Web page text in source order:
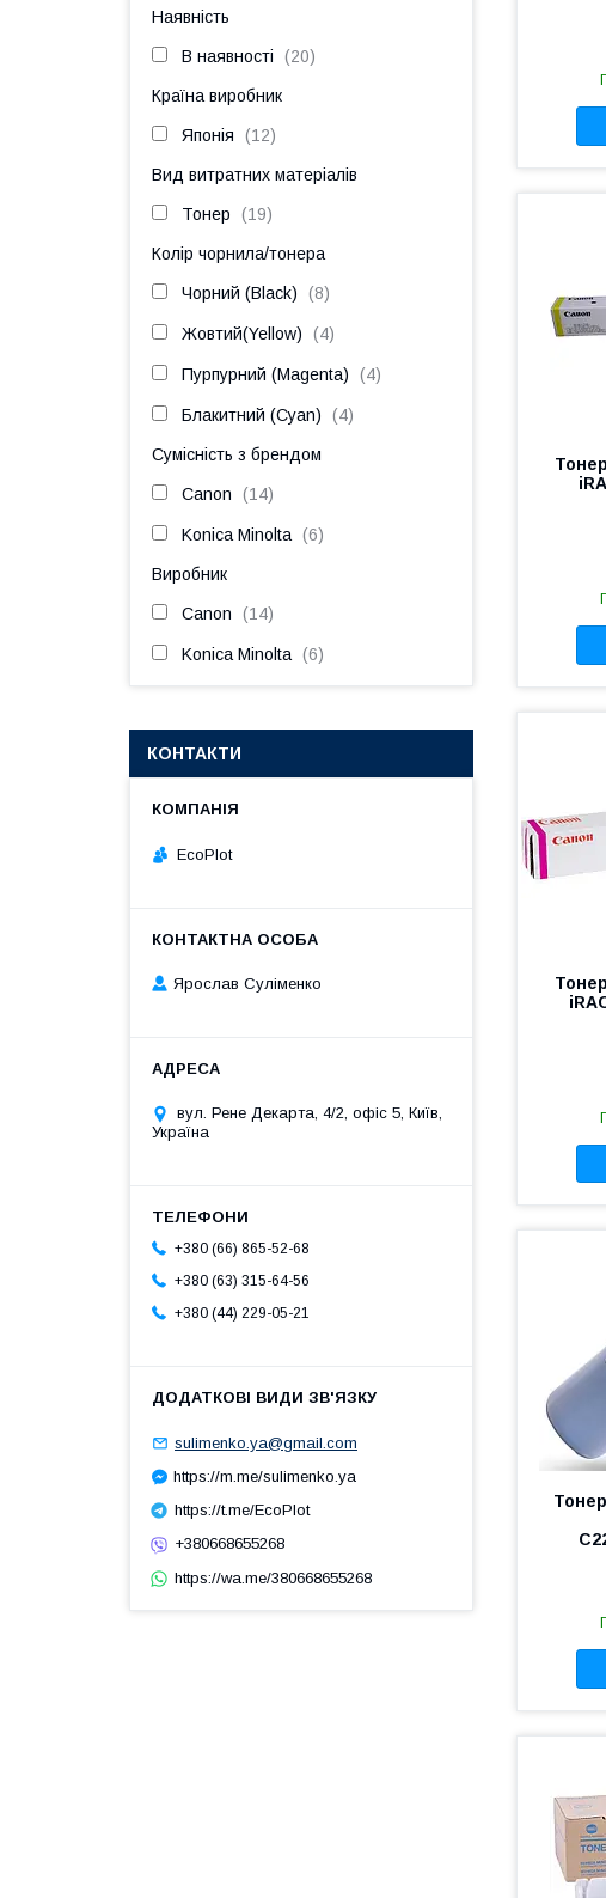
Наявність
В наявності 20
Країна виробник
Японія 12
Вид витратних матеріалів
Тонер 19
Колір чорнила/тонера
Чорний (Black) 8
Жовтий(Yellow) 4
Пурпурний (Magenta) 4
Блакитний (Cyan) 4
Сумісність з брендом
Canon 14
Konica Minolta 6
Виробник
Canon 14
Konica Minolta 6
КОНТАКТИ
EcoPlot
Ярослав Суліменко
вул. Рене Декарта, 4/2, офіс 5, Київ,
Україна
+380 (66) 865-52-68
+380 (63) 315-64-56
+380 (44) 229-05-21
sulimenko.ya@gmail.com
https://m.me/sulimenko.ya
https://t.me/EcoPlot
+380668655268
https://wa.me/380668655268